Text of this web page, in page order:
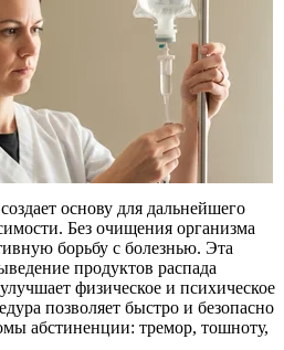
основу для дальнейшего
Без очищения организма
борьбу с болезнью. Эта
продуктов распада
физическое и психическое
позволяет быстро и безопасно
абстиненции: тремор, тошноту,